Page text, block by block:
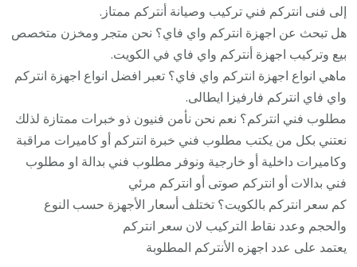
إلى فنى انتركم فني تركيب وصيانة أنتركم ممتاز.
هل تبحث عن اجهزة انتركم واي فاي؟ نحن متجر ومخزن متخصص
بيع وتركيب اجهزة أنتركم واي فاي في الكويت.
ماهي انواع اجهزة انتركم واي فاي؟ تعبر افضل انواع اجهزة انتركم
واي فاي انتركم فارفيزا ايطالى.
مطلوب فني انتركم؟ نعم نحن نأمن فنيون ذو خبرات ممتازة لذلك
نعتني بكل من يكتب مطلوب فني خبرة انتركم أو كاميرات مراقبة
وكاميرات داخلية أو خارجية ونوفر مطلوب فني بدالة او مطلوب
فني بدالات أو انتركم صوتى أو انتركم مرئي
كم سعر انتركم بالكويت؟ تختلف أسعار الأجهزة حسب النوع
والحجم وعدد نقاط التركيب لان سعر انتركم
يعتمد على عدد اجهزه الأنتركم المطلوبة